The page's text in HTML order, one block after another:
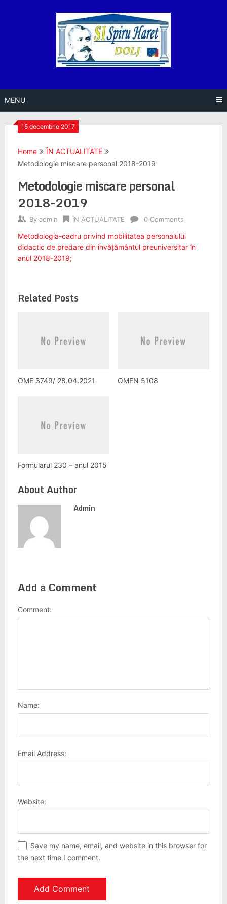
MENU
15 decembrie 2017
Home
ÎN ACTUALITATE
Metodologie miscare personal 2018-2019
Metodologie miscare personal
2018-2019
By admin ÎN ACTUALITATE 0 Comments
Metodologia-cadru privind mobilitatea personalului
didactic de predare din învăţământul preuniversitar în
anul 2018-2019;
Related Posts
OME 3749/ 28.04.2021 OMEN 5108
Formularul 230 – anul 2015
About Author
Admin
Add a Comment
Comment:
Name:
Email Address:
Website:
Save my name, email, and website in this browser for
the next time I comment.